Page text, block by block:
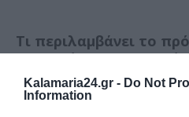
Kalamaria24.gr - Do Not
Information
Τι περιλαμβάνει το
περιοχές στην